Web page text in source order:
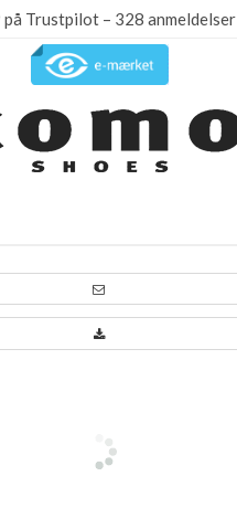
på Trustpilot – 328 anmeldelser